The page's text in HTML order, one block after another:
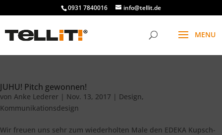
0931 7840016 info@tellit.de
JUHU! Pitch gewonnen!
von Anke Lederer | Nov. 13, 2017 | Design,
Kommunikationsdesign
Wir freuen uns sehr zum wiederholten Male den EDEKA Kupsch-